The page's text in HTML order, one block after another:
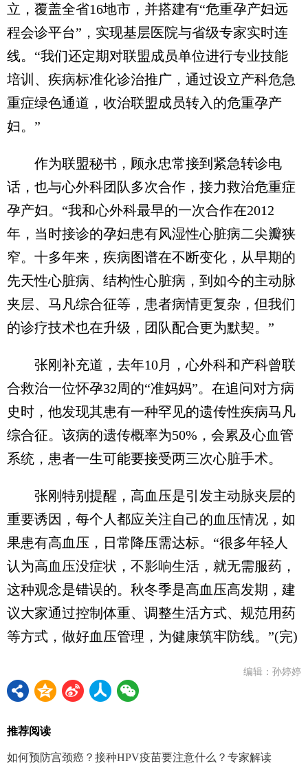
立，覆盖全省16地市，并搭建有“危重孕产妇远
程会诊平台”，实现基层医院与省级专家实时连
线。“我们还定期对联盟成员单位进行专业技能
培训、疾病标准化诊治推广，通过设立产科危急
重症绿色通道，收治联盟成员转入的危重孕产
妇。”
作为联盟秘书，顾永忠常接到紧急转诊电
话，也与心外科团队多次合作，接力救治危重症
孕产妇。“我和心外科最早的一次合作在2012
年，当时接诊的孕妇患有风湿性心脏病二尖瓣狭
窄。十多年来，疾病图谱在不断变化，从早期的
先天性心脏病、结构性心脏病，到如今的主动脉
夹层、马凡综合征等，患者病情更复杂，但我们
的诊疗技术也在升级，团队配合更为默契。”
张刚补充道，去年10月，心外科和产科曾联
合救治一位怀孕32周的“准妈妈”。在追问对方病
史时，他发现其患有一种罕见的遗传性疾病马凡
综合征。该病的遗传概率为50%，会累及心血管
系统，患者一生可能要接受两三次心脏手术。
张刚特别提醒，高血压是引发主动脉夹层的
重要诱因，每个人都应关注自己的血压情况，如
果患有高血压，日常降压需达标。“很多年轻人
认为高血压没症状，不影响生活，就无需服药，
这种观念是错误的。秋冬季是高血压高发期，建
议大家通过控制体重、调整生活方式、规范用药
等方式，做好血压管理，为健康筑牢防线。”(完)
编辑：孙婷婷
推荐阅读
如何预防宫颈癌？接种HPV疫苗要注意什么？专家解读